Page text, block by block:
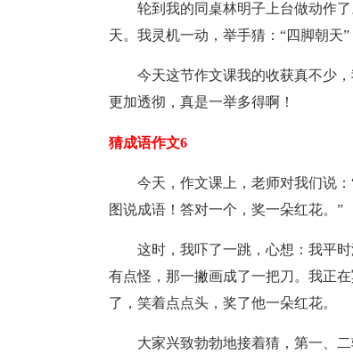
轮到我的同桌林明子上台做动作
天。我灵机一动，举手猜：“四脚朝天
今天这节作文课我的收获真不少
更加透彻，真是一举多得啊！
猜成语作文6
今天，作文课上，老师对我们说
图说成语！答对一个，奖一朵红花。”
这时，我吓了一跳，心想：我平
有点怪，那一撇画成了一把刀。我正
了，笑着点点头，奖了他一朵红花。
大家兴致勃勃地接着猜，第一、